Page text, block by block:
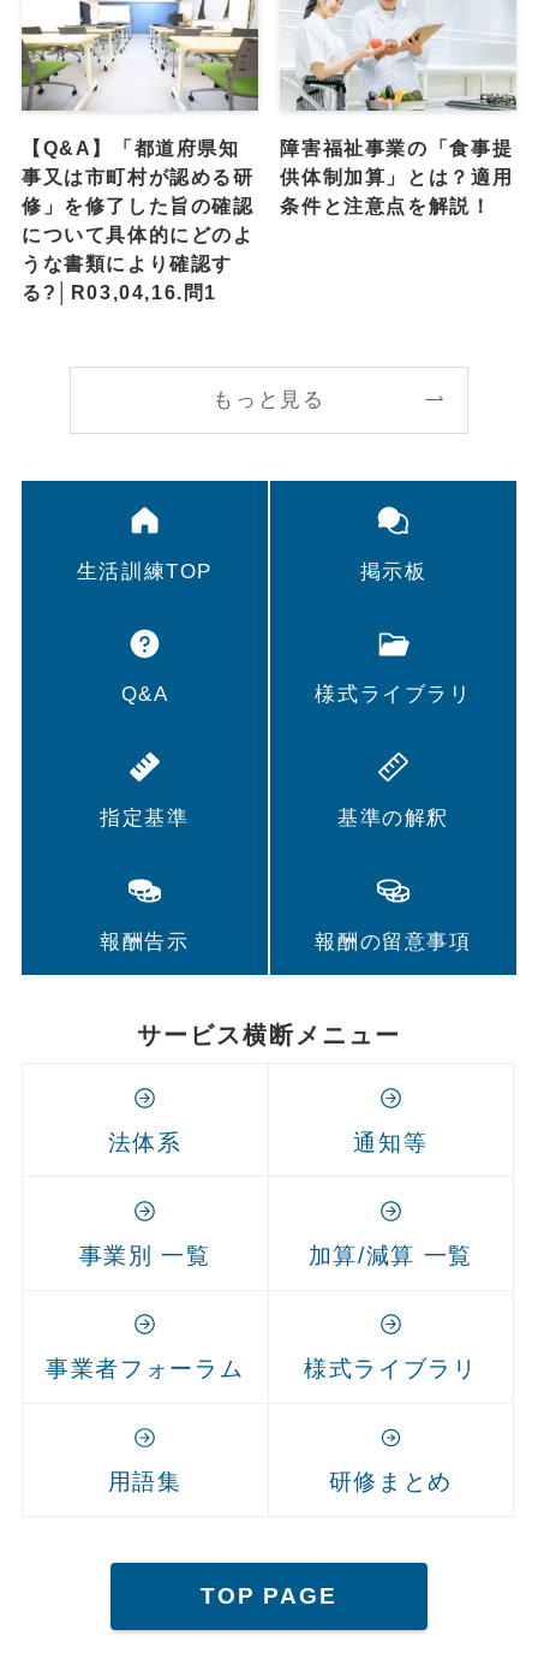
【Q&A】「都道府県知
事又は市町村が認める研
修」を修了した旨の確認
について具体的にどのよ
うな書類により確認す
る?│R03,04,16.問1
障害福祉事業の「食事提
供体制加算」とは？適用
条件と注意点を解説！
もっと見る
生活訓練TOP 掲示板
Q&A 様式ライブラリ
指定基準 基準の解釈
報酬告示 報酬の留意事項
サービス横断メニュー
法体系 通知等
事業別 一覧 加算/減算 一覧
事業者フォーラム 様式ライブラリ
用語集 研修まとめ
TOP PAGE